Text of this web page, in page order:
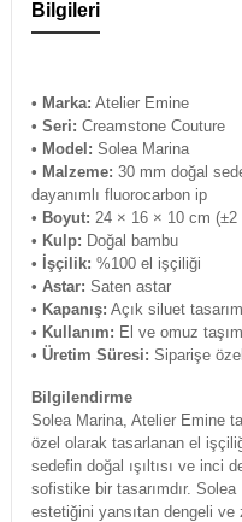
Bilgileri
• Marka: Atelier Emine
• Seri: Creamstone Couture
• Model: Solea Marina
• Malzeme: 30 mm doğal
dayanımlı fluorocarbon ip
• Boyut: 24 × 16 × 10 cm (±2
• Kulp: Doğal bambu
• İşçilik: %100 el işçiliği
• Astar: Saten astar
• Kapanış: Açık siluet tasarım
• Kullanım: El ve omuz
• Üretim Süresi: Siparişe
Bilgilendirme
Solea Marina, Atelier Emine
özel olarak tasarlanan el
sedefin doğal ışıltısı ve inci
sofistike bir tasarımdır.
estetiğini yansıtan dengeli